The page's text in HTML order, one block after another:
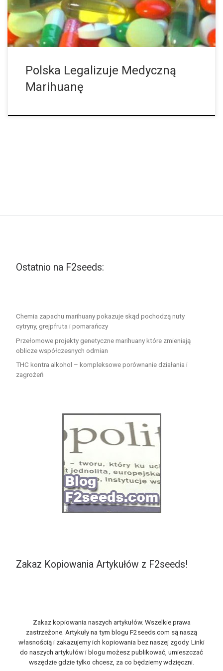
zalegalizował marihuanę na użytek medyczny dnia 20 lipca 2017
oku. Doktor Marek Bachański zauważył, że olej z marihuany
znacznie poprawia życie dzieci z […]
Polska Legalizuje Medyczną
Marihuanę
Ostatnio na F2seeds:
Chemia zapachu marihuany pokazuje skąd pochodzą nuty
cytryny, grejpfruta i pomarańczy
Przełomowe projekty genetyczne marihuany które zmieniają
oblicze współczesnych odmian
THC kontra alkohol – kompleksowe porównanie działania i
zagrożeń
Zakaz Kopiowania Artykułów z F2seeds!
Zakaz kopiowania naszych artykułów. Wszelkie prawa
zastrzeżone. Artykuły na tym blogu F2seeds.com są naszą
własnością i zakazujemy ich kopiowania bez naszej zgody. Linki
do naszych artykułów i blogu możesz publikować, umieszczać
wszędzie gdzie tylko chcesz, za co będziemy wdzięczni.